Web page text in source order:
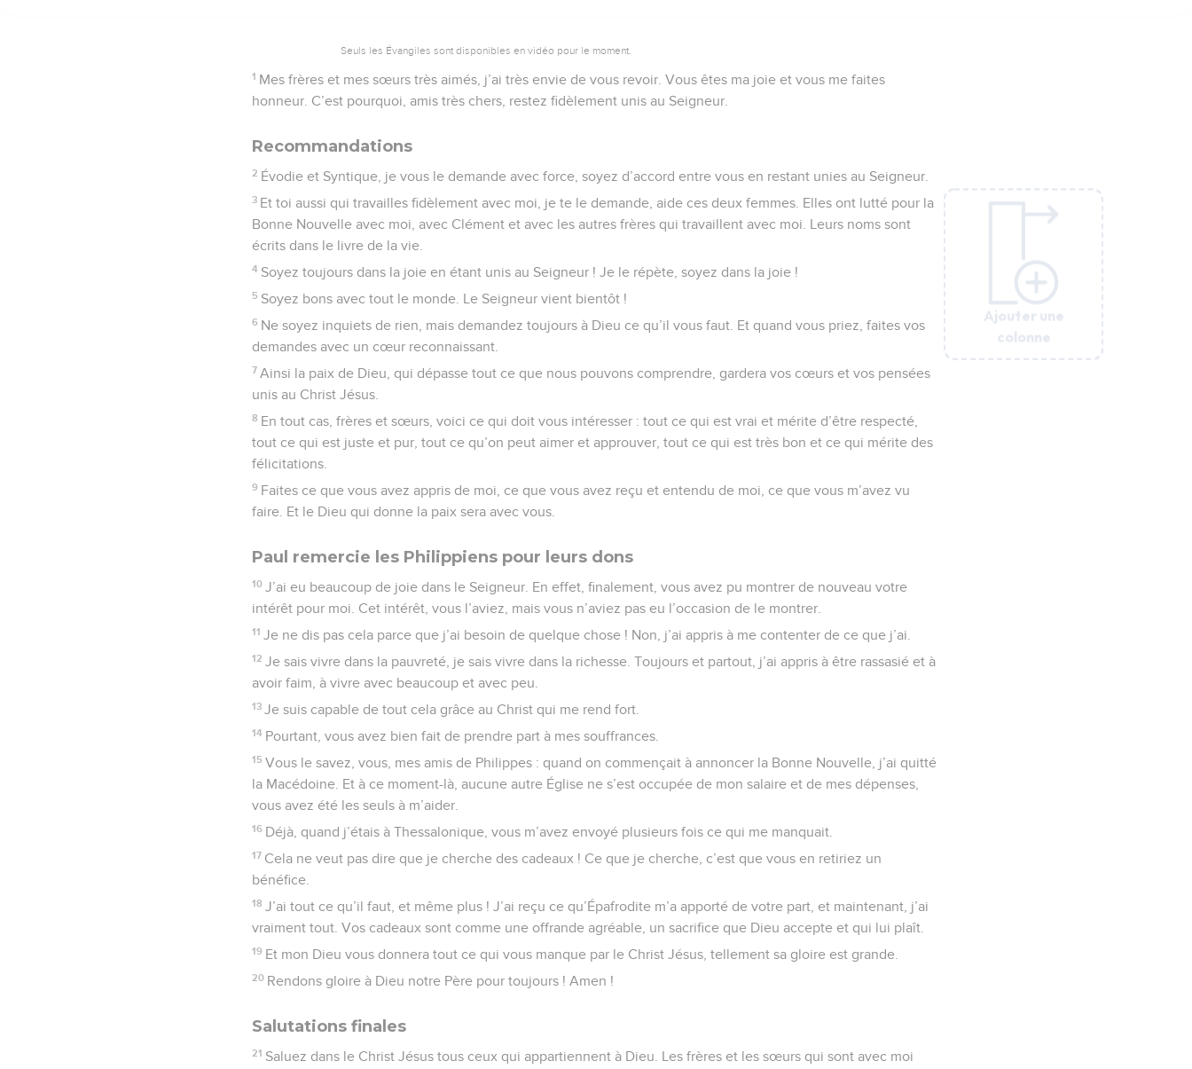
Ajouter une
colonne
Ajouter une
colonne
Seuls les Évangiles sont disponibles en vidéo pour le moment.
1 Mes frères et mes sœurs très aimés, j’ai très envie de vous revoir. Vous êtes ma joie et vous me faites
honneur. C’est pourquoi, amis très chers, restez fidèlement unis au Seigneur.
Recommandations
2 Évodie et Syntique, je vous le demande avec force, soyez d’accord entre vous en restant unies au Seigneur.
3 Et toi aussi qui travailles fidèlement avec moi, je te le demande, aide ces deux femmes. Elles ont lutté pour la
Bonne Nouvelle avec moi, avec Clément et avec les autres frères qui travaillent avec moi. Leurs noms sont
écrits dans le livre de la vie.
4 Soyez toujours dans la joie en étant unis au Seigneur ! Je le répète, soyez dans la joie !
5 Soyez bons avec tout le monde. Le Seigneur vient bientôt !
6 Ne soyez inquiets de rien, mais demandez toujours à Dieu ce qu’il vous faut. Et quand vous priez, faites vos
demandes avec un cœur reconnaissant.
7 Ainsi la paix de Dieu, qui dépasse tout ce que nous pouvons comprendre, gardera vos cœurs et vos pensées
unis au Christ Jésus.
8 En tout cas, frères et sœurs, voici ce qui doit vous intéresser : tout ce qui est vrai et mérite d’être respecté,
tout ce qui est juste et pur, tout ce qu’on peut aimer et approuver, tout ce qui est très bon et ce qui mérite des
félicitations.
9 Faites ce que vous avez appris de moi, ce que vous avez reçu et entendu de moi, ce que vous m’avez vu
faire. Et le Dieu qui donne la paix sera avec vous.
Paul remercie les Philippiens pour leurs dons
10 J’ai eu beaucoup de joie dans le Seigneur. En effet, finalement, vous avez pu montrer de nouveau votre
intérêt pour moi. Cet intérêt, vous l’aviez, mais vous n’aviez pas eu l’occasion de le montrer.
11 Je ne dis pas cela parce que j’ai besoin de quelque chose ! Non, j’ai appris à me contenter de ce que j’ai.
12 Je sais vivre dans la pauvreté, je sais vivre dans la richesse. Toujours et partout, j’ai appris à être rassasié et à
avoir faim, à vivre avec beaucoup et avec peu.
13 Je suis capable de tout cela grâce au Christ qui me rend fort.
14 Pourtant, vous avez bien fait de prendre part à mes souffrances.
15 Vous le savez, vous, mes amis de Philippes : quand on commençait à annoncer la Bonne Nouvelle, j’ai quitté
la Macédoine. Et à ce moment-là, aucune autre Église ne s’est occupée de mon salaire et de mes dépenses,
vous avez été les seuls à m’aider.
16 Déjà, quand j’étais à Thessalonique, vous m’avez envoyé plusieurs fois ce qui me manquait.
17 Cela ne veut pas dire que je cherche des cadeaux ! Ce que je cherche, c’est que vous en retiriez un
bénéfice.
18 J’ai tout ce qu’il faut, et même plus ! J’ai reçu ce qu’Épafrodite m’a apporté de votre part, et maintenant, j’ai
vraiment tout. Vos cadeaux sont comme une offrande agréable, un sacrifice que Dieu accepte et qui lui plaît.
19 Et mon Dieu vous donnera tout ce qui vous manque par le Christ Jésus, tellement sa gloire est grande.
20 Rendons gloire à Dieu notre Père pour toujours ! Amen !
Salutations finales
21 Saluez dans le Christ Jésus tous ceux qui appartiennent à Dieu. Les frères et les sœurs qui sont avec moi
Ajouter une
colonne
Ajouter une
colonne
Ajouter une
colonne